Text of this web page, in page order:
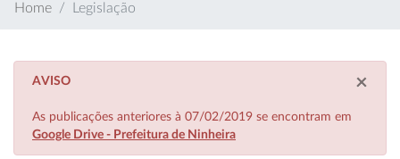
Home Legislação
×
AVISO
As publicações anteriores à 07/02/2019 se encontram em
Google Drive - Prefeitura de Ninheira